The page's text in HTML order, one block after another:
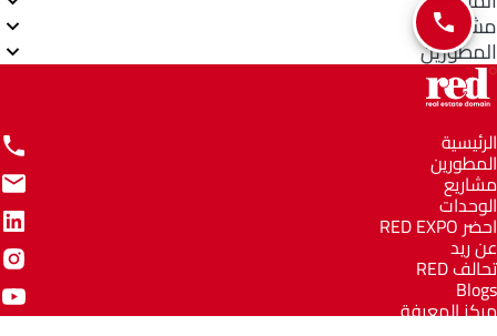
مشاريع
المطورين
الرئيسية
المطورين
مشاريع
الوحدات
احضر RED EXPO
عن ريد
تحالف RED
Blogs
مركز المعرفة